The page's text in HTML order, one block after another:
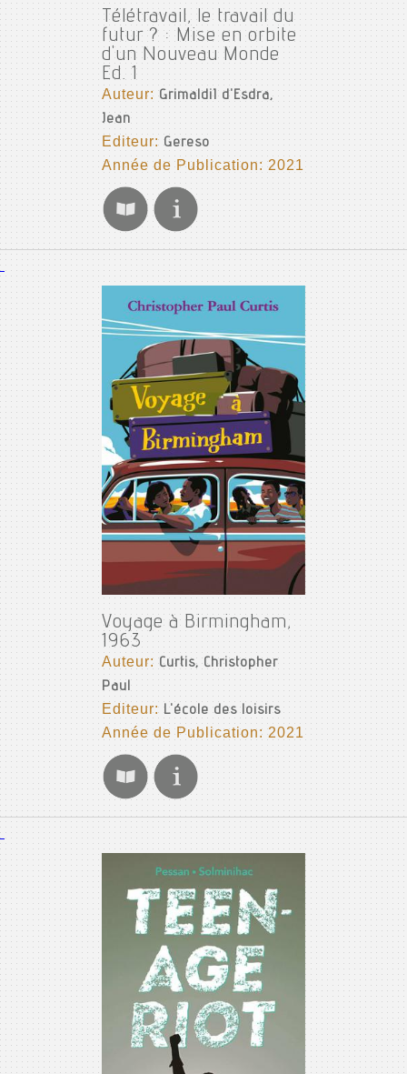
Télétravail, le travail du
futur ? : Mise en orbite
d'un Nouveau Monde
Ed. 1
Auteur:GrimaldiI d'Esdra,
Jean
Editeur: Gereso
Année de Publication: 2021
Voyage à Birmingham,
1963
Auteur:Curtis, Christopher
Paul
Editeur: L'école des loisirs
Année de Publication: 2021